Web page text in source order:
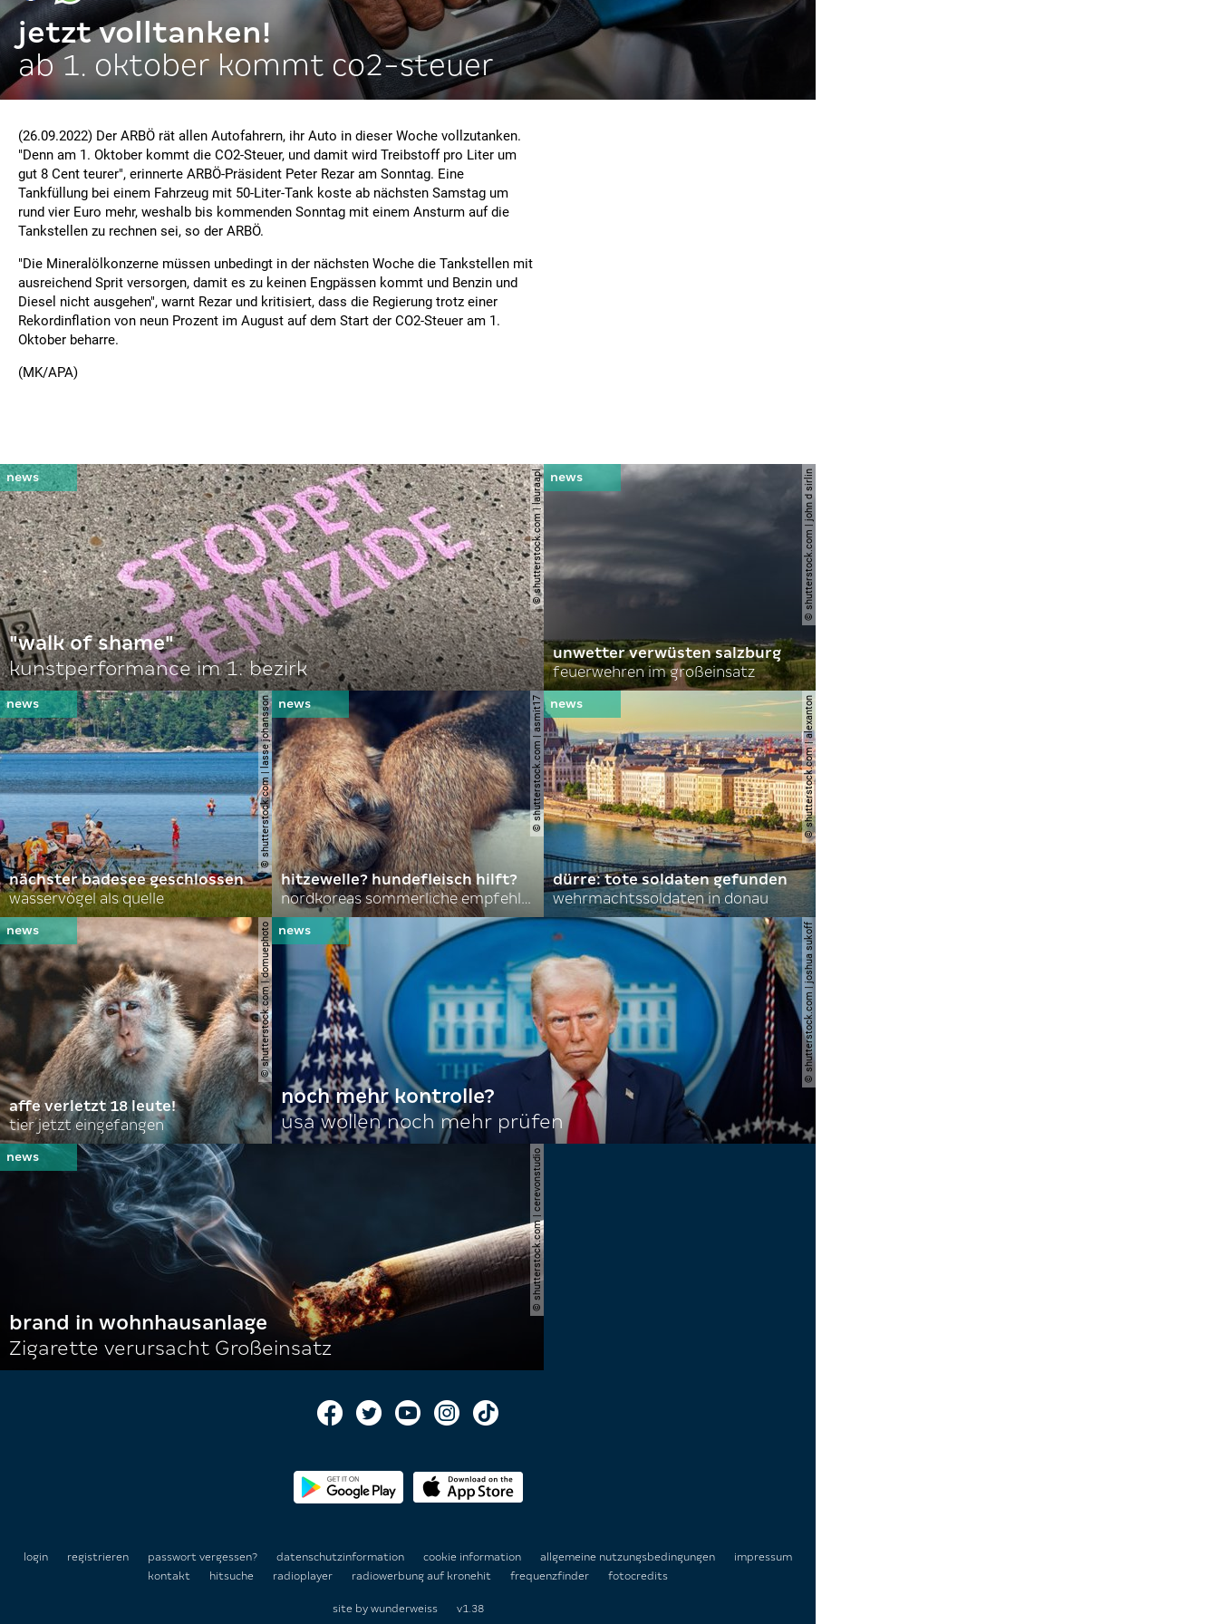
jetzt volltanken!
ab 1. oktober kommt co2-steuer
(26.09.2022) Der ARBÖ rät allen Autofahrern, ihr Auto in dieser Woche vollzutanken.
"Denn am 1. Oktober kommt die CO2-Steuer, und damit wird Treibstoff pro Liter um
gut 8 Cent teurer", erinnerte ARBÖ-Präsident Peter Rezar am Sonntag. Eine
Tankfüllung bei einem Fahrzeug mit 50-Liter-Tank koste ab nächsten Samstag um
rund vier Euro mehr, weshalb bis kommenden Sonntag mit einem Ansturm auf die
Tankstellen zu rechnen sei, so der ARBÖ.
"Die Mineralölkonzerne müssen unbedingt in der nächsten Woche die Tankstellen mit
ausreichend Sprit versorgen, damit es zu keinen Engpässen kommt und Benzin und
Diesel nicht ausgehen", warnt Rezar und kritisiert, dass die Regierung trotz einer
Rekordinflation von neun Prozent im August auf dem Start der CO2-Steuer am 1.
Oktober beharre.
(MK/APA)
© shutterstock.com | lauraapl
"walk of shame"
kunstperformance im 1. bezirk
© shutterstock.com | john d sirlin
unwetter verwüsten salzburg
feuerwehren im großeinsatz
© shutterstock.com | lasse johansson
nächster badesee geschlossen
wasservögel als quelle
© shutterstock.com | asmit17
hitzewelle? hundefleisch hilft?
nordkoreas sommerliche empfehlungen
© shutterstock.com | alexanton
dürre: tote soldaten gefunden
wehrmachtssoldaten in donau
© shutterstock.com | domuephoto
affe verletzt 18 leute!
tier jetzt eingefangen
© shutterstock.com | joshua sukoff
noch mehr kontrolle?
usa wollen noch mehr prüfen
© shutterstock.com | cerevonstudio
brand in wohnhausanlage
Zigarette verursacht Großeinsatz
login registrieren passwort vergessen? datenschutzinformation cookie information allgemeine nutzungsbedingungen
impressum
kontakt
hitsuche radioplayer radiowerbung auf kronehit frequenzfinder fotocredits
site by wunderweiss v1.38